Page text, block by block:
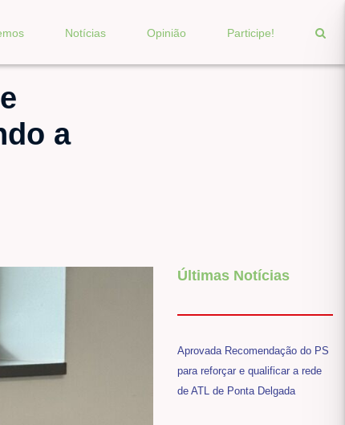
Notícias Opinião Participe!
a
Últimas Notícias
Aprovada Recomendação do PS
para reforçar e qualificar a rede
de ATL de Ponta Delgada